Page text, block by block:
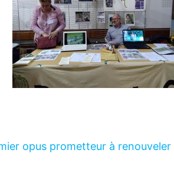
opus prometteur à renouveler